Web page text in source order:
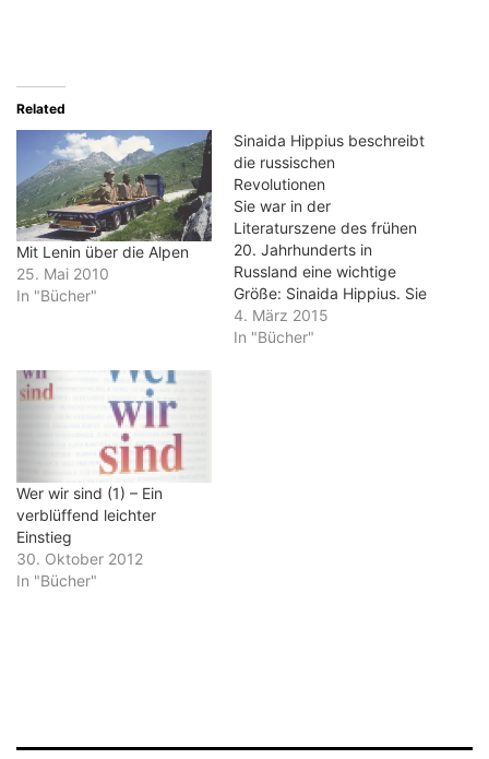
Related
Mit Lenin über die Alpen
25. Mai 2010
In "Bücher"
Sinaida Hippius beschreibt
die russischen
Revolutionen
Sie war in der
Literaturszene des frühen
20. Jahrhunderts in
Russland eine wichtige
Größe: Sinaida Hippius. Sie
war mit allen wichtigen
Intelektuellen bekannt, ihre
4. März 2015
In "Bücher"
Wer wir sind (1) – Ein
verblüffend leichter
Einstieg
30. Oktober 2012
In "Bücher"